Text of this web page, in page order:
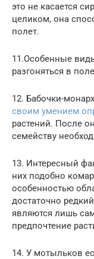
это не касается
целиком, она
полет.
11.Особенные
разгоняться в
12. Бабочки-
своим умением
растений. После
семейству
13. Интересный
них подобно
особенностью
достаточно
являются лишь
предпочтение
14. У мотыльков